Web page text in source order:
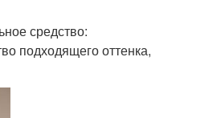
средство:
подходящего оттенка,